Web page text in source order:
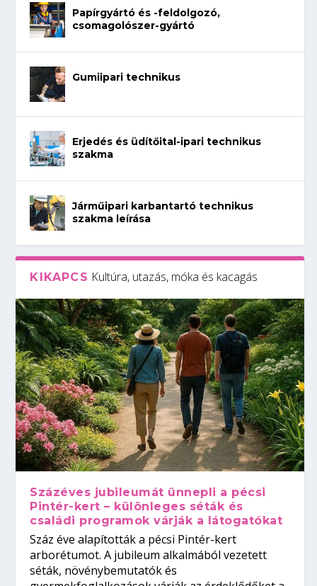
Papírgyártó és -feldolgozó,
csomagolószer-gyártó
Gumiipari technikus
Erjedés és üdítőital-ipari technikus
szakma
Járműipari karbantartó technikus
szakma leírása
KIKAPCS Kultúra, utazás, móka és kacagás
Százéves jubileumát ünnepli a pécsi
Pintér-kert – különleges séták és
családi programok várják a látogatókat
Száz éve alapították a pécsi Pintér-kert
arborétumot. A jubileum alkalmából vezetett
séták, növénybemutatók és